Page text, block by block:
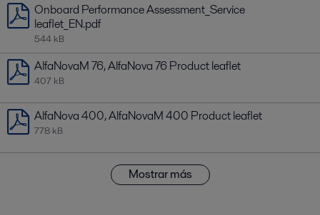
Onboard Performance Assessment_Service
leaflet_EN.pdf
544 kB
AlfaNovaM 76, AlfaNova 76 Product leaflet
407 kB
AlfaNova 400, AlfaNovaM 400 Product leaflet
778 kB
Mostrar más